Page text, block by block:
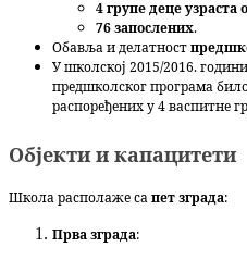
4 групе деце узраста
76 запослених.
Обавља и делатност
У школској 2015/2016.
предшколског програма
распоређених у 4 васпитне
Објекти и капацитети
Школа располаже сапет зграда:
Прва зграда: